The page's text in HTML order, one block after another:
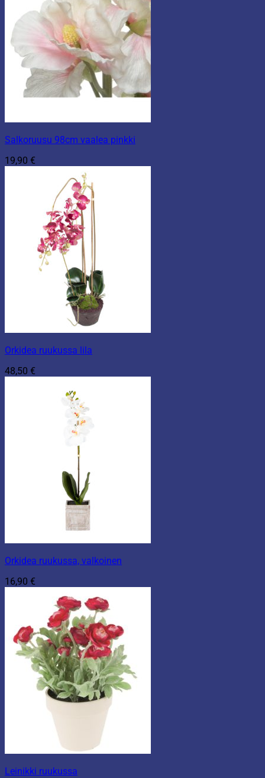
Salkoruusu 98cm vaalea pinkki
19,90 €
Orkidea ruukussa lila
48,50 €
Orkidea ruukussa, valkoinen
16,90 €
Leinikki ruukussa